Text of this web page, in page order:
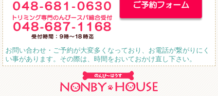
お問い合わせ・ご予約が大変多くなっており、お電話が繋がりにく
い事があります。その際は、時間をおいておかけ直し下さい。